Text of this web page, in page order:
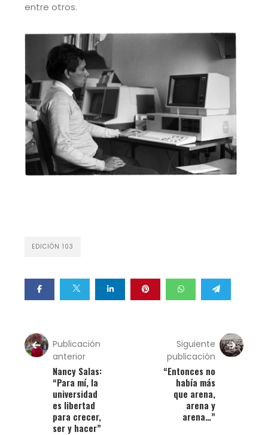
entre otros.
EDICIÓN 103
Publicación
anterior
Nancy Salas:
“Para mí, la
universidad
es libertad
para crecer,
ser y hacer”
Siguiente
publicación
“Entonces no
había más
que arena,
arena y
arena…”